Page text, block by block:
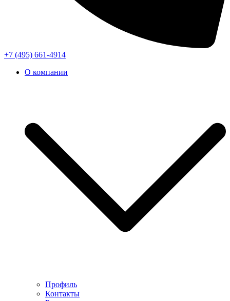
+7 (495) 661-4914
О компании
Профиль
Контакты